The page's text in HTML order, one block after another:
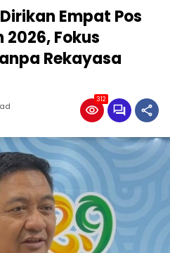
Empat Pos
Fokus
Rekayasa
312